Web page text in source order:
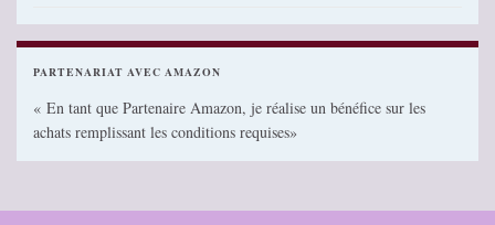
PARTENARIAT AVEC AMAZON
« En tant que Partenaire Amazon, je réalise un bénéfice sur les
achats remplissant les conditions requises»